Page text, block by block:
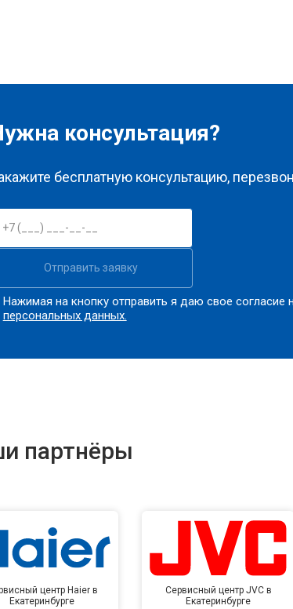
консультация?
бесплатную консультацию,
Отправить заявку
Нажимая на кнопку отправить я даю свое согласие
персональных данных.
партнёры
центр Haier в
Екатеринбурге
Сервисный центр JVC в
Екатеринбурге